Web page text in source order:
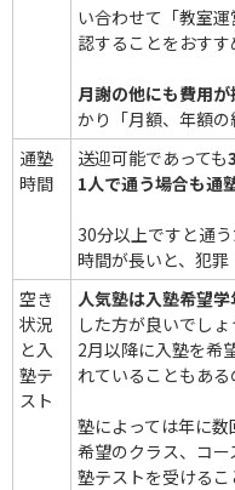
い合わせて「教室
認することをおすす
月謝の他にも費用
かり「月額、年額の
通塾
時間
送迎可能であっても
1人で通う場合も通
30分以上ですと通
時間が長いと、犯罪
空き
状況
と入
塾テ
スト
人気塾は入塾希望
した方が良いでしょ
2月以降に入塾を希
れていることもある
塾によっては年に数
希望のクラス、コ
塾テストを受けるこ